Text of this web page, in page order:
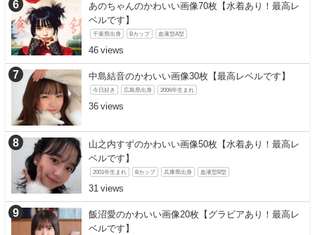
あのちゃんのかわいい画像70枚【水着あり！最高レ
ベルです】
千葉県出身 Bカップ 血液型A型
46
中島結音のかわいい画像30枚【最高レベルです】
今日好き 広島県出身 2006年生まれ
36
山之内すずのかわいい画像50枚【水着あり！最高レ
ベルです】
2001年生まれ Bカップ 兵庫県出身 血液型B型
31
飯沼愛のかわいい画像20枚【グラビアあり！最高レ
ベルです】